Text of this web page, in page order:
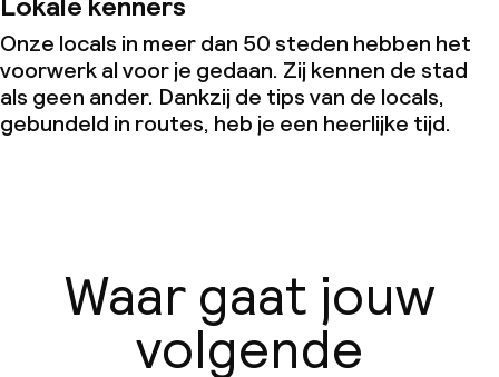
Onze locals in meer dan 50 steden hebben het
voorwerk al voor je gedaan. Zij kennen de stad
als geen ander. Dankzij de tips van de locals,
gebundeld in routes, heb je een heerlijke tijd.
Waar gaat jouw
volgende